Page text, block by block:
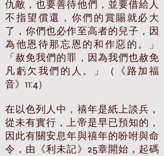
仇敵，也要善待他們，並要借給人
不指望償還，你們的賞賜就必大
了，你們也必作至高者的兒子，因
為他恩待那忘恩的和作惡的。」
「赦免我們的罪，因為我們也赦免
凡虧欠我們的人。」（《路加福
音》11:4）
在以色列人中，禧年是紙上談兵，
從未有實行，上帝是早已預知的，
因此有關安息年與禧年的吩咐與命
令，由《利未記》25章開始，起碼